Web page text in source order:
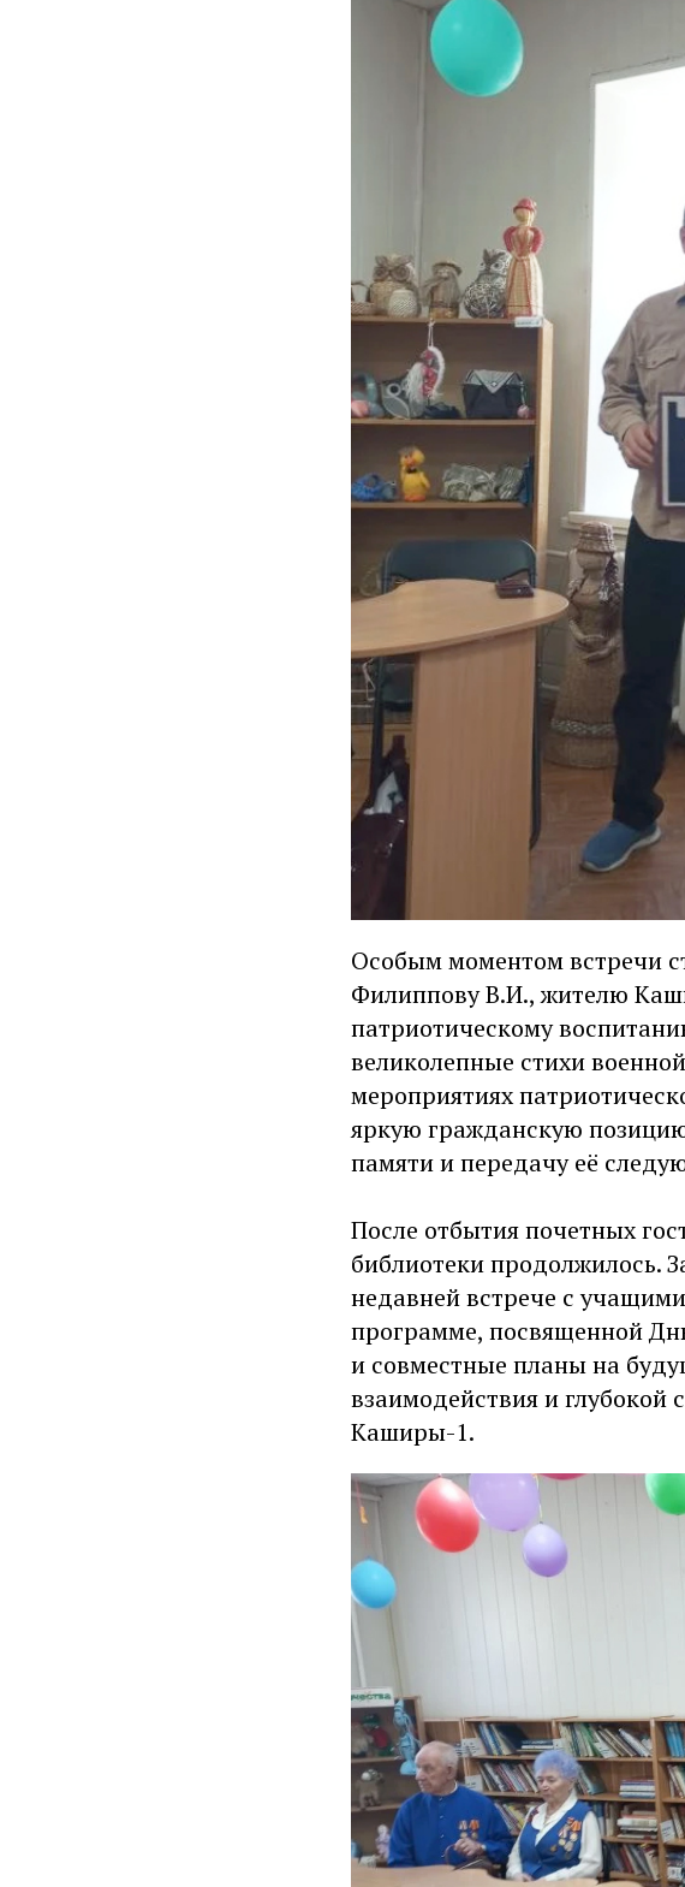
Особым моментом встречи
Филиппову В.И., жителю
патриотическому
великолепные стихи
мероприятиях
яркую гражданскую
памяти и передачу её
После отбытия почетных
библиотеки продолжилось.
недавней встрече с
программе, посвященной
и совместные планы на
взаимодействия и
Каширы-1.